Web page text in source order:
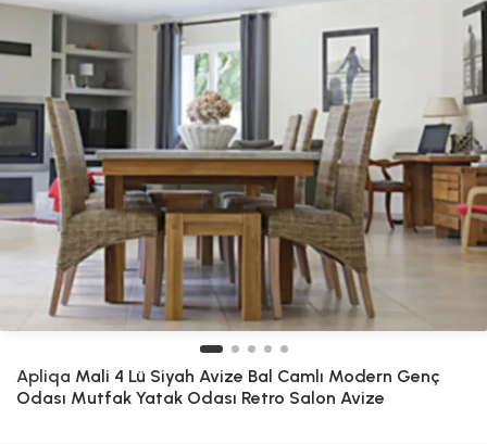
Apliqa Mali 4 Lü Siyah Avize Bal Camlı Modern Genç
Odası Mutfak Yatak Odası Retro Salon Avize